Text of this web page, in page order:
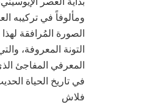
ومألوفاً في تركيبه
الصورة المُرافقة
التونة المعروفة،
المعرفي المفاجئ
في تاريخ الحياة
فلاش